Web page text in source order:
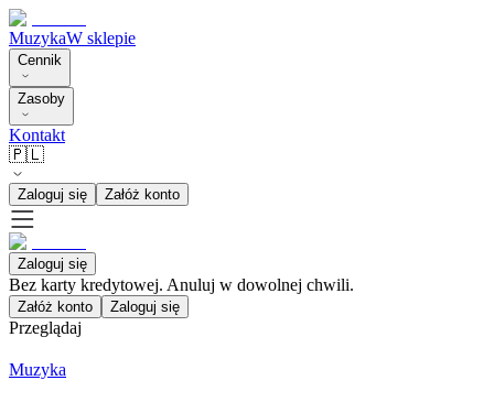
MuzykaW sklepie
Cennik
Zasoby
Kontakt
🇵🇱
Zaloguj się Załóż konto
Zaloguj się
Bez karty kredytowej. Anuluj w dowolnej chwili.
Załóż konto Zaloguj się
Przeglądaj
Muzyka